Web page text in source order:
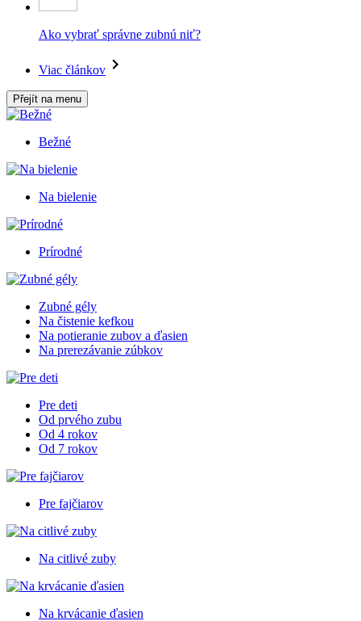
Ako vybrať správne zubnú niť?
Viac článkov
Přejít na menu
Bežné
Na bielenie
Prírodné
Zubné gély
Na čistenie kefkou
Na potieranie zubov a ďasien
Na prerezávanie zúbkov
Pre deti
Od prvého zubu
Od 4 rokov
Od 7 rokov
Pre fajčiarov
Na citlivé zuby
Na krvácanie ďasien